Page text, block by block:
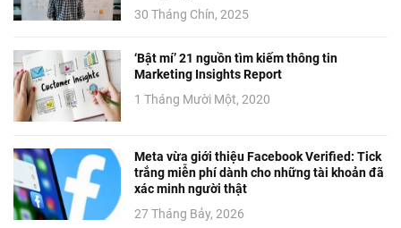
30 Tháng Chín, 2025
‘Bật mí’ 21 nguồn tìm kiếm thông tin
Marketing Insights Report
1 Tháng Mười Một, 2020
Meta vừa giới thiệu Facebook Verified: Tick
trắng miễn phí dành cho những tài khoản đã
xác minh người thật
27 Tháng Bảy, 2026